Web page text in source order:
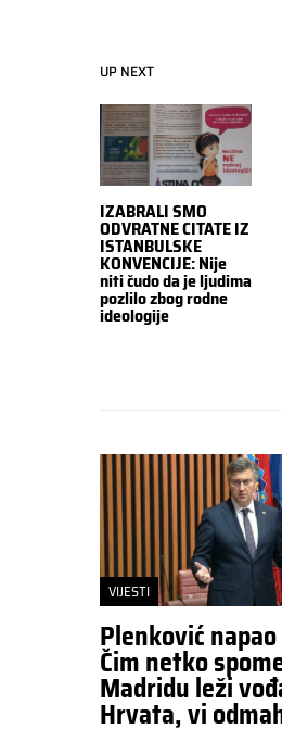
UP NEXT
IZABRALI SMO
ODVRATNE CITATE IZ
ISTANBULSKE
KONVENCIJE: Nije
niti čudo da je ljudima
pozlilo zbog rodne
ideologije
VIJESTI
Plenković
Čim netko
Madridu leži
Hrvata, vi